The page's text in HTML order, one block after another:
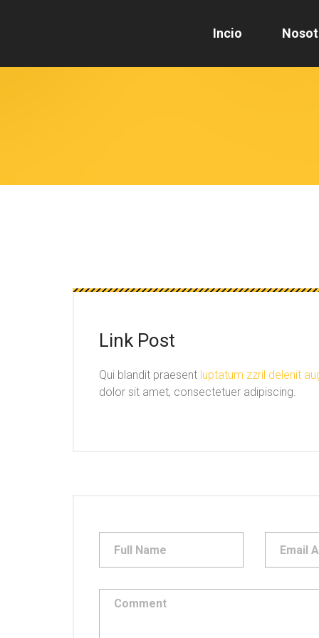
Incio
Link Post
Qui blandit praesent luptatum zzril delenit
dolor sit amet, consectetuer adipiscing.